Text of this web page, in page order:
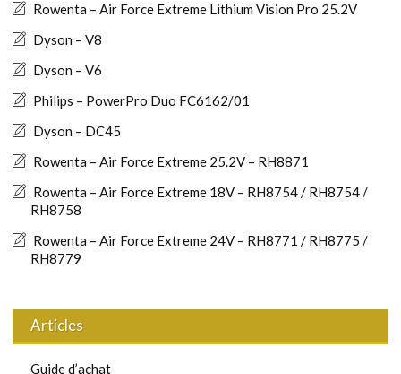
Rowenta – Air Force Extreme Lithium Vision Pro 25.2V
Dyson – V8
Dyson – V6
Philips – PowerPro Duo FC6162/01
Dyson – DC45
Rowenta – Air Force Extreme 25.2V – RH8871
Rowenta – Air Force Extreme 18V – RH8754 / RH8754 /
RH8758
Rowenta – Air Force Extreme 24V – RH8771 / RH8775 /
RH8779
Articles
Guide d’achat